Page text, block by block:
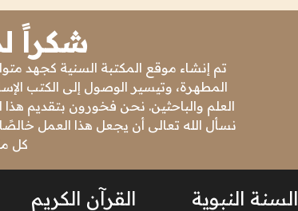
شكراً
تم إنشاء موقع المكتبة السنية كجهد
المطهرة، وتيسير الوصول إلى الكتب
العلم والباحثين. نحن فخورون بتقديم
نسأل الله تعالى أن يجعل هذا العمل
كل
السنة النبوية القرآن الكريم